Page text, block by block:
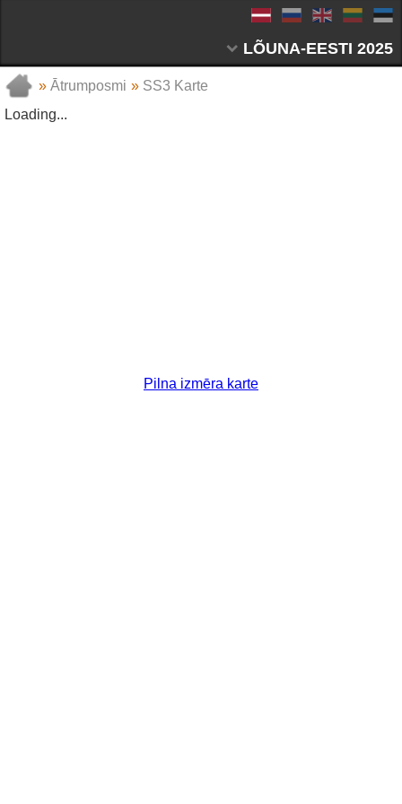
LÕUNA-EESTI 2025
»Ātrumposmi » SS3 Karte
Loading...
Pilna izmēra karte